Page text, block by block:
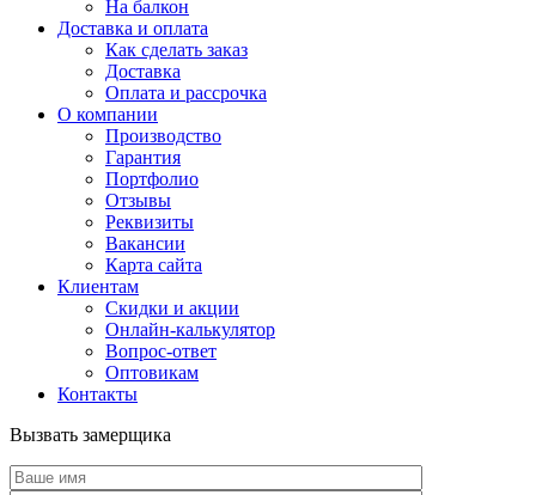
На балкон
Доставка и оплата
Как сделать заказ
Доставка
Оплата и рассрочка
О компании
Производство
Гарантия
Портфолио
Отзывы
Реквизиты
Вакансии
Карта сайта
Клиентам
Скидки и акции
Онлайн-калькулятор
Вопрос-ответ
Оптовикам
Контакты
Вызвать замерщика